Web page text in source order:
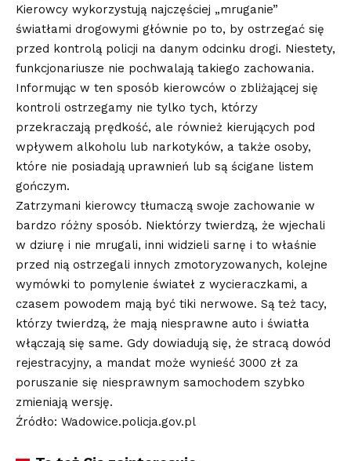
Kierowcy wykorzystują najczęściej „mruganie”
światłami drogowymi głównie po to, by ostrzegać się
przed kontrolą policji na danym odcinku drogi. Niestety,
funkcjonariusze nie pochwalają takiego zachowania.
Informując w ten sposób kierowców o zbliżającej się
kontroli ostrzegamy nie tylko tych, którzy
przekraczają prędkość, ale również kierujących pod
wpływem alkoholu lub narkotyków, a także osoby,
które nie posiadają uprawnień lub są ścigane listem
gończym.
Zatrzymani kierowcy tłumaczą swoje zachowanie w
bardzo różny sposób. Niektórzy twierdzą, że wjechali
w dziurę i nie mrugali, inni widzieli sarnę i to właśnie
przed nią ostrzegali innych zmotoryzowanych, kolejne
wymówki to pomylenie świateł z wycieraczkami, a
czasem powodem mają być tiki nerwowe. Są też tacy,
którzy twierdzą, że mają niesprawne auto i światła
włączają się same. Gdy dowiadują się, że stracą dowód
rejestracyjny, a mandat może wynieść 3000 zł za
poruszanie się niesprawnym samochodem szybko
zmieniają wersję.
Źródło: Wadowice.policja.gov.pl